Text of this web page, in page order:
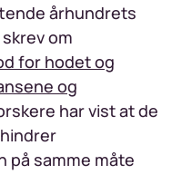
århundrets
om
for hodet og
og
har vist at de
på samme måte